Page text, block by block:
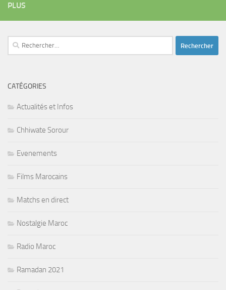
PLUS
Rechercher :
CATÉGORIES
Actualités et Infos
Chhiwate Sorour
Evenements
Films Marocains
Matchs en direct
Nostalgie Maroc
Radio Maroc
Ramadan 2021